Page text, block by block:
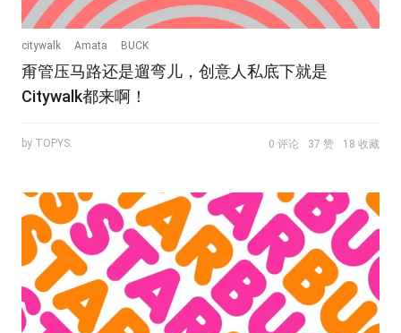
citywalk Amata BUCK
甭管压马路还是遛弯儿，创意人私底下就是
Citywalk都来啊！
by TOPYS. 0 评论 37 赞 18 收藏